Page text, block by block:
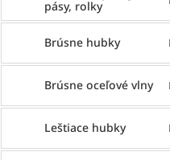
pásy, rolky
Brúsne hubky
Brúsne oceľové vlny
Leštiace hubky